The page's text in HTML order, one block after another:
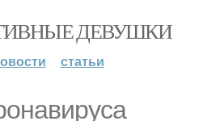
ДЕВУШКИ
статьи